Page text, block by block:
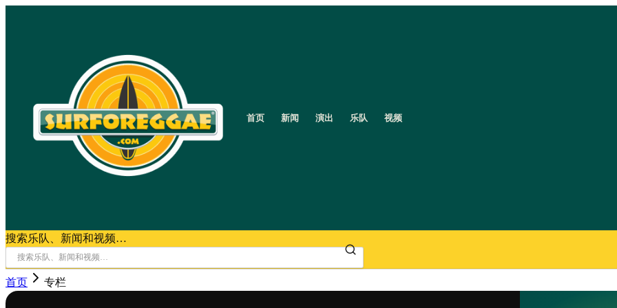
首页 新闻 演出 乐队 视频
搜索乐队、新闻和视频…
首页 专栏